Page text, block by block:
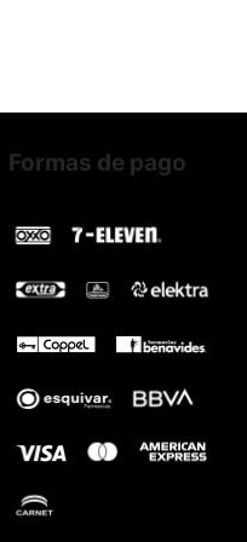
Formas de pago